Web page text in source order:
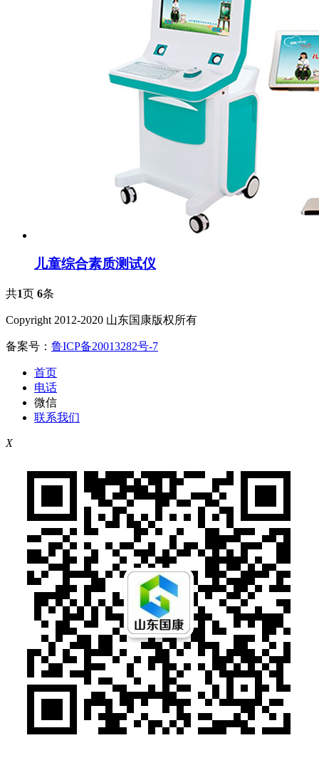
儿童综合素质测试仪
共1页 6条
Copyright 2012-2020 山东国康版权所有
备案号： 鲁ICP备20013282号-7
首页
电话
微信
联系我们
X